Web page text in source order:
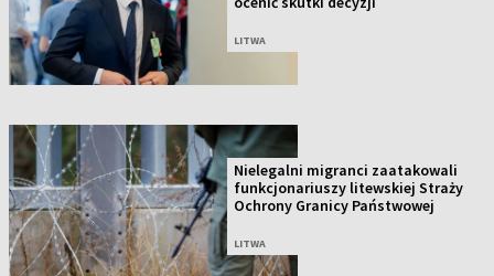
LITWA
Nielegalni migranci zaatakowali
funkcjonariuszy litewskiej Straży
Ochrony Granicy Państwowej
LITWA